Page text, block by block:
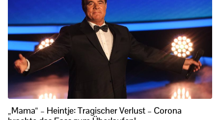
„Mama“ – Heintje: Tragischer Verlust – Corona